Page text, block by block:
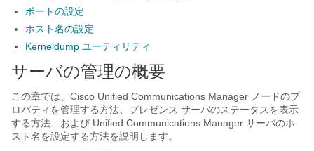
ポートの設定
ホスト名の設定
Kerneldump ユーティリティ
サーバの管理の概要
この章では、Cisco Unified Communications Manager ノードのプ
ロパティを管理する方法、プレゼンス サーバのステータスを表示
する方法、および Unified Communications Manager サーバのホ
スト名を設定する方法を説明します。